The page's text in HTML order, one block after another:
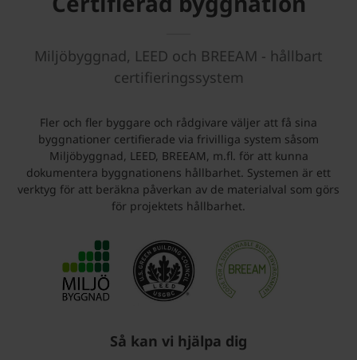
Miljöbyggnad, LEED och BREEAM - hållbart
certifieringssystem
Fler och fler byggare och rådgivare väljer att få sina
byggnationer certifierade via frivilliga system såsom
Miljöbyggnad, LEED, BREEAM, m.fl. för att kunna
dokumentera byggnationens hållbarhet. Systemen är ett
verktyg för att beräkna påverkan av de materialval som görs
för projektets hållbarhet.
Så kan vi hjälpa dig